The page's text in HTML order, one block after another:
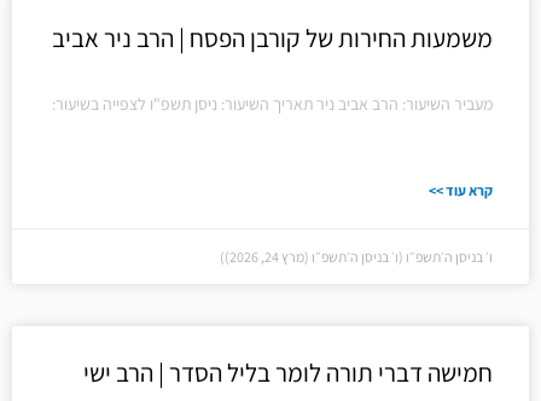
משמעות החירות של קורבן הפסח | הרב ניר אביב
מעביר השיעור: הרב אביב ניר תאריך השיעור: ניסן תשפ"ו לצפייה בשיעור:
קרא עוד >>
ו׳ בניסן ה׳תשפ״ו (ו׳ בניסן ה׳תשפ״ו (מרץ 24, 2026))
חמישה דברי תורה לומר בליל הסדר | הרב ישי